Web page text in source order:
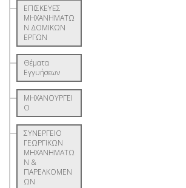
ΕΠΙΣΚΕΥΕΣ
ΜΗΧΑΝΗΜΑΤΩ
Ν ΔΟΜΙΚΩΝ
ΕΡΓΩΝ
Θέματα
Εγγυήσεων
ΜΗΧΑΝΟΥΡΓΕΙ
Ο
ΣΥΝΕΡΓΕΙΟ
ΓΕΩΡΓΙΚΩΝ
ΜΗΧΑΝΗΜΑΤΩ
Ν &
ΠΑΡΕΛΚΟΜΕΝ
ΩΝ